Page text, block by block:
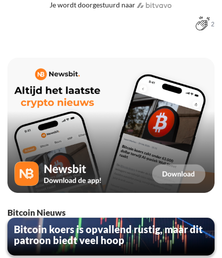
Je wordt doorgestuurd naar
2
Bitcoin Nieuws
Bitcoin koers is opvallend rustig, maar dit
patroon biedt veel hoop